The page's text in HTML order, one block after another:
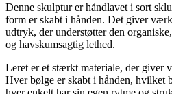
Denne skulptur er håndlavet i sort
form er skabt i hånden. Det giver
udtryk, der understøtter den
og havskumsagtig lethed.
Leret er et stærkt materiale, der giver
Hver bølge er skabt i hånden, hvilket